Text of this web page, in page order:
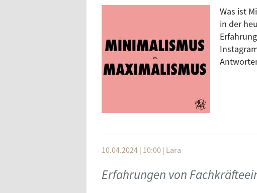
Was ist
in der
10.04.2024 | 10:00 | Lara
Erfahrungen von